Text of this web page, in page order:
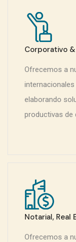
Corporativo
Ofrecemos a
elaborando
productivas de
Notarial, Real
Ofrecemos a